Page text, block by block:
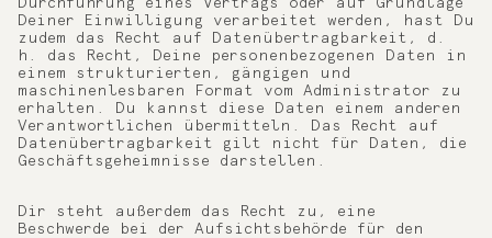
Durchführung eines Vertrags oder auf Grundlage
Deiner Einwilligung verarbeitet werden, hast Du
zudem das Recht auf Datenübertragbarkeit, d.
h. das Recht, Deine personenbezogenen Daten in
einem strukturierten, gängigen und
maschinenlesbaren Format vom Administrator zu
erhalten. Du kannst diese Daten einem anderen
Verantwortlichen übermitteln. Das Recht auf
Datenübertragbarkeit gilt nicht für Daten, die
Geschäftsgeheimnisse darstellen.
Dir steht außerdem das Recht zu, eine
Beschwerde bei der Aufsichtsbehörde für den